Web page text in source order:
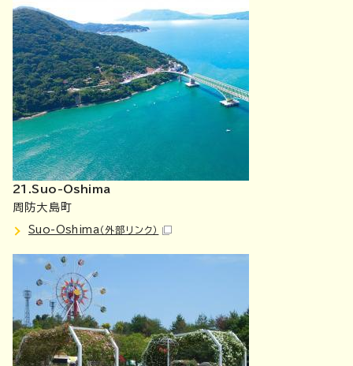
21.Suo-Oshima
周防大島町
Suo-Oshima （外部リンク）